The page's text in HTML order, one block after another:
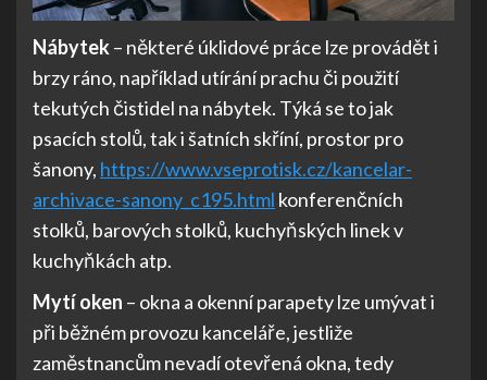
Nábytek– některé úklidové práce lze provádět i
brzy ráno, například utírání prachu či použití
tekutých čistidel na nábytek. Týká se to jak
psacích stolů, tak i šatních skříní, prostor pro
šanony, https://www.vseprotisk.cz/kancelar-
archivace-sanony_c195.html konferenčních
stolků, barových stolků, kuchyňských linek v
kuchyňkách atp.
Mytí oken – okna a okenní parapety lze umývat i
při běžném provozu kanceláře, jestliže
zaměstnancům nevadí otevřená okna, tedy